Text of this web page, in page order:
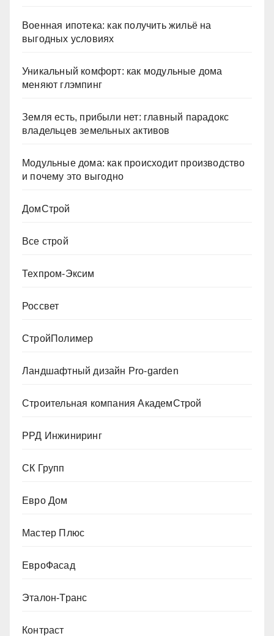
Военная ипотека: как получить жильё на
выгодных условиях
Уникальный комфорт: как модульные дома
меняют глэмпинг
Земля есть, прибыли нет: главный парадокс
владельцев земельных активов
Модульные дома: как происходит производство
и почему это выгодно
ДомСтрой
Все строй
Техпром-Эксим
Россвет
СтройПолимер
Ландшафтный дизайн Pro-garden
Строительная компания АкадемСтрой
РРД Инжиниринг
СК Групп
Евро Дом
Мастер Плюс
ЕвроФасад
Эталон-Транс
Контраст